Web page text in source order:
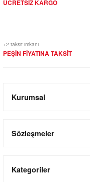
ÜCRETSİZ KARGO
+2 taksit imkanı
PEŞİN FİYATINA TAKSİT
Kurumsal
Sözleşmeler
Kategoriler